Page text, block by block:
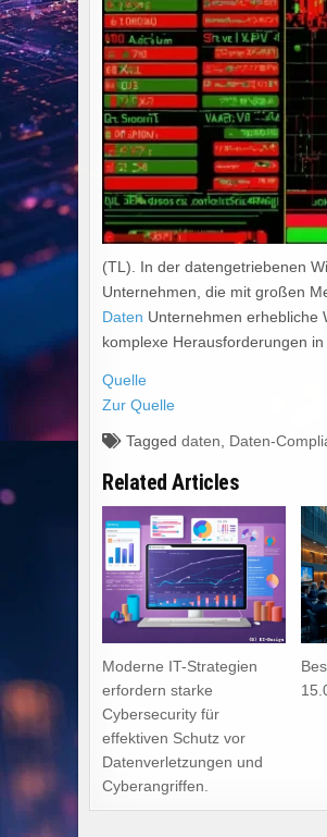
(TL). In der datengetriebenen
Unternehmen, die mit großen
Daten Unternehmen erhebliche
komplexe Herausforderungen
Quelle
Zur Quelle
Tagged daten Daten-
Related Articles
Moderne IT-Strategien
erfordern starke
Cybersecurity für
effektiven Schutz vor
Datenverletzungen und
Cyberangriffen.